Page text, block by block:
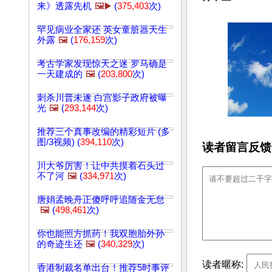
来》透露先机 🖼️▶️ (375,403次)
罕见病业全家还 英女童脏器天生
外露 🖼️ (176,159次)
考古学家发现惊天之迷 罗马确是
一天建成的 🖼️ (203,800次)
刺杀川普未遂 白宫影子政府被曝
光 🖼️ (293,144次)
推荐三个真事改编的精彩短片 (多
图/3视频) (394,110次)
川大爷厉害！让中共摸着石头过
不了河 🖼️ (334,971次)
唐娟孟晚舟正傻呼呼追随金无怠
🖼️ (498,461次)
你也能照方抓药！我双胞胎外孙
的奇迹生还 🖼️ (340,329次)
香港制裁名单出台！推荐5时事评
读者留言反
读者暱称: